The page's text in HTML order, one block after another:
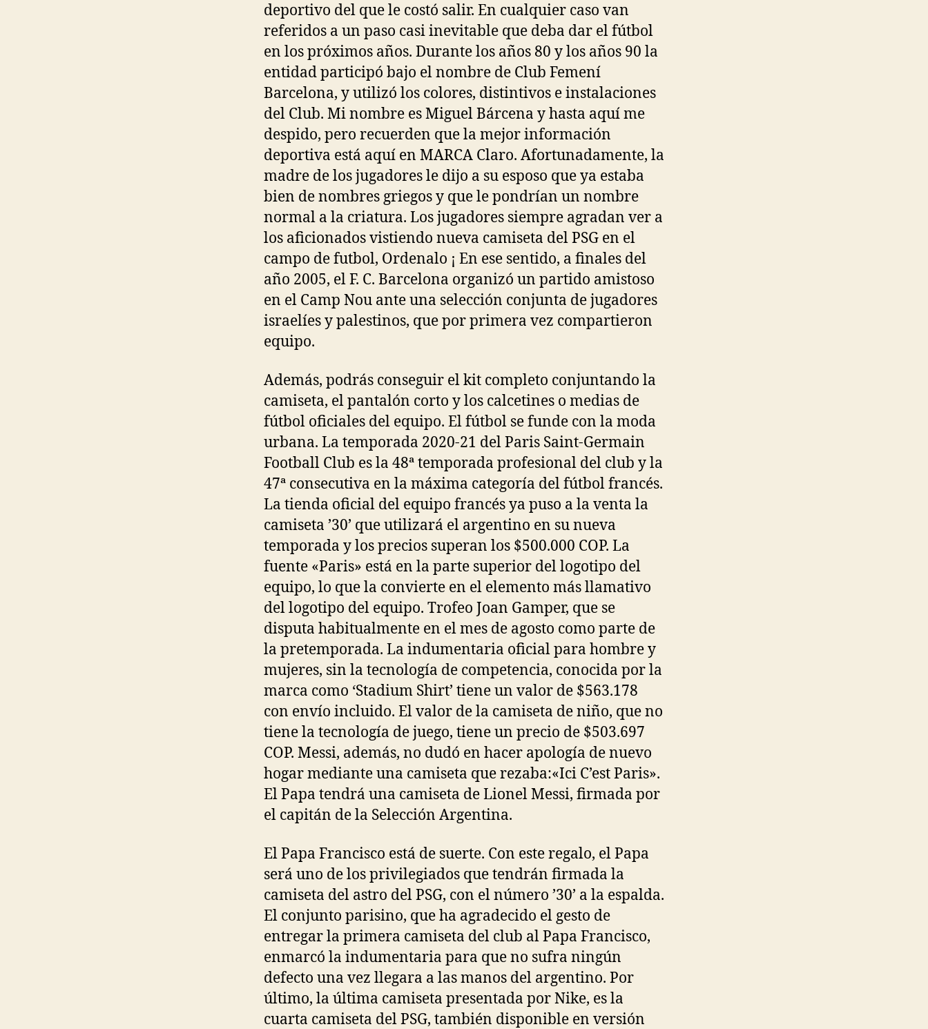
deportivo del que le costó salir. En cualquier caso van
referidos a un paso casi inevitable que deba dar el fútbol
en los próximos años. Durante los años 80 y los años 90 la
entidad participó bajo el nombre de Club Femení
Barcelona, y utilizó los colores, distintivos e instalaciones
del Club. Mi nombre es Miguel Bárcena y hasta aquí me
despido, pero recuerden que la mejor información
deportiva está aquí en MARCA Claro. Afortunadamente, la
madre de los jugadores le dijo a su esposo que ya estaba
bien de nombres griegos y que le pondrían un nombre
normal a la criatura. Los jugadores siempre agradan ver a
los aficionados vistiendo nueva camiseta del PSG en el
campo de futbol, Ordenalo ¡ En ese sentido, a finales del
año 2005, el F. C. Barcelona organizó un partido amistoso
en el Camp Nou ante una selección conjunta de jugadores
israelíes y palestinos, que por primera vez compartieron
equipo.
Además, podrás conseguir el kit completo conjuntando la
camiseta, el pantalón corto y los calcetines o medias de
fútbol oficiales del equipo. El fútbol se funde con la moda
urbana. La temporada 2020-21 del Paris Saint-Germain
Football Club es la 48ª temporada profesional del club y la
47ª consecutiva en la máxima categoría del fútbol francés.
La tienda oficial del equipo francés ya puso a la venta la
camiseta ’30’ que utilizará el argentino en su nueva
temporada y los precios superan los $500.000 COP. La
fuente «Paris» está en la parte superior del logotipo del
equipo, lo que la convierte en el elemento más llamativo
del logotipo del equipo. Trofeo Joan Gamper, que se
disputa habitualmente en el mes de agosto como parte de
la pretemporada. La indumentaria oficial para hombre y
mujeres, sin la tecnología de competencia, conocida por la
marca como ‘Stadium Shirt’ tiene un valor de $563.178
con envío incluido. El valor de la camiseta de niño, que no
tiene la tecnología de juego, tiene un precio de $503.697
COP. Messi, además, no dudó en hacer apología de nuevo
hogar mediante una camiseta que rezaba:«Ici C’est Paris».
El Papa tendrá una camiseta de Lionel Messi, firmada por
el capitán de la Selección Argentina.
El Papa Francisco está de suerte. Con este regalo, el Papa
será uno de los privilegiados que tendrán firmada la
camiseta del astro del PSG, con el número ’30’ a la espalda.
El conjunto parisino, que ha agradecido el gesto de
entregar la primera camiseta del club al Papa Francisco,
enmarcó la indumentaria para que no sufra ningún
defecto una vez llegara a las manos del argentino. Por
último, la última camiseta presentada por Nike, es la
cuarta camiseta del PSG, también disponible en versión